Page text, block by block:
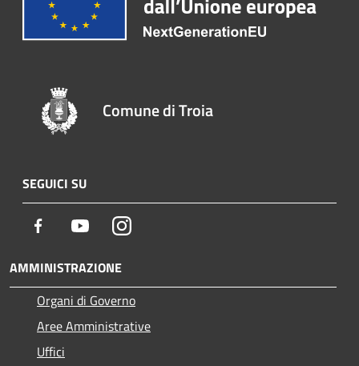
Comune di Troia
SEGUICI SU
Facebook YoutubeInstagram
AMMINISTRAZIONE
Organi di Governo
Aree Amministrative
Uffici